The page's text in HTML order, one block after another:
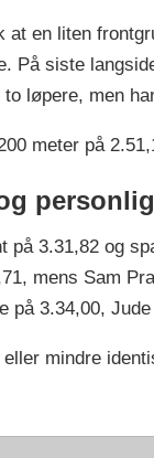
at en liten
På siste
løpere, men
meter på
på 3.31,82 og
mens Sam
på 3.34,00,
mindre